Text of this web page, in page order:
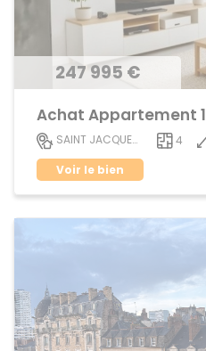
247 995 €
Achat Appartement 1
SAINT JACQUES DE LA LANDE 4
Voir le bien